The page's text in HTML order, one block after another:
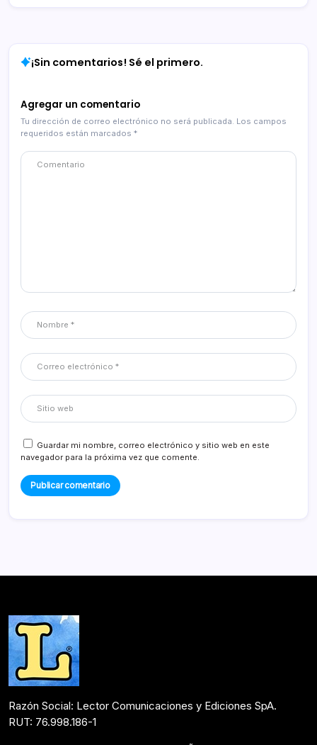
¡Sin comentarios! Sé el primero.
Agregar un comentario
Tu dirección de correo electrónico no será publicada. Los campos
requeridos están marcados *
Guardar mi nombre, correo electrónico y sitio web en este
navegador para la próxima vez que comente.
Razón Social: Lector Comunicaciones y Ediciones SpA.
RUT: 76.998.186-1